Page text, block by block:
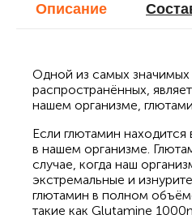
Описание
Одной из самых
распространённых,
нашем организме,
Если глютамин
в нашем организме.
случае, когда наш
экстремальные и
глютамин в полном
такие как Glutamine